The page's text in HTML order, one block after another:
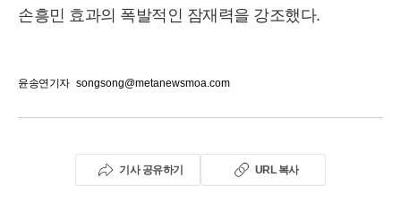
손흥민 효과의 폭발적인 잠재력을 강조했다.
윤송연기자 songsong@metanewsmoa.com
기사 공유하기 URL 복사